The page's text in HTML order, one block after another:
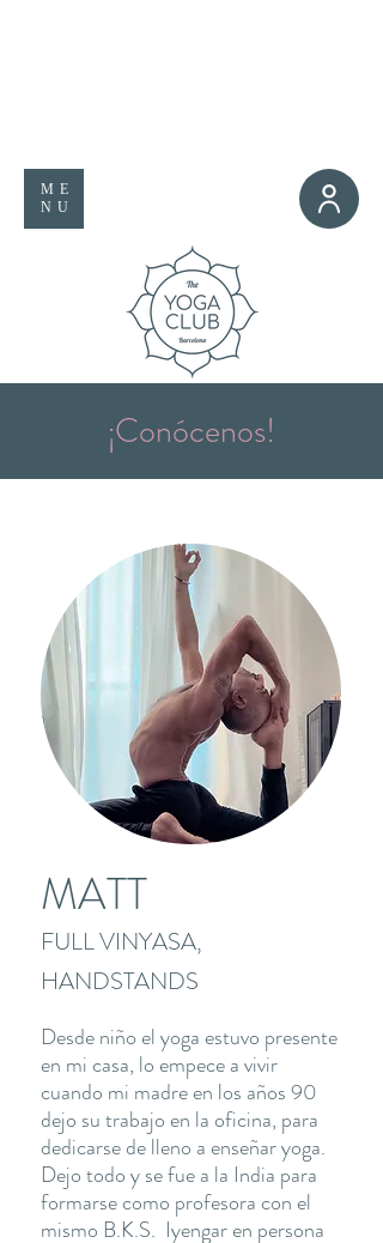
ME
NU
¡Conócenos!
MATT
FULL VINYASA,
HANDSTANDS
Desde niño el yoga estuvo presente
en mi casa, lo empece a vivir
cuando mi madre en los años 90
dejo su trabajo en la oficina, para
dedicarse de lleno a enseñar yoga.
Dejo todo y se fue a la India para
formarse como profesora con el
mismo B.K.S. Iyengar en persona